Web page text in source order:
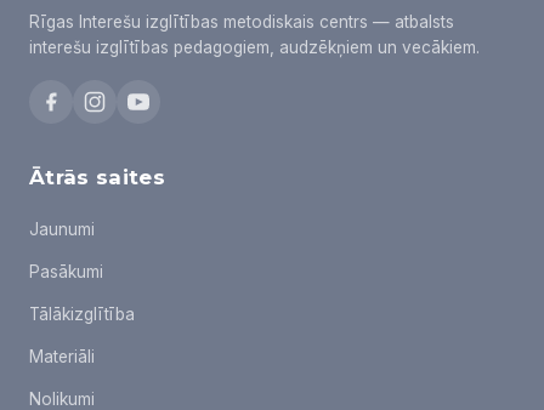
Rīgas Interešu izglītības metodiskais centrs — atbalsts
interešu izglītības pedagogiem, audzēkņiem un vecākiem.
Ātrās saites
Jaunumi
Pasākumi
Tālākizglītība
Materiāli
Nolikumi